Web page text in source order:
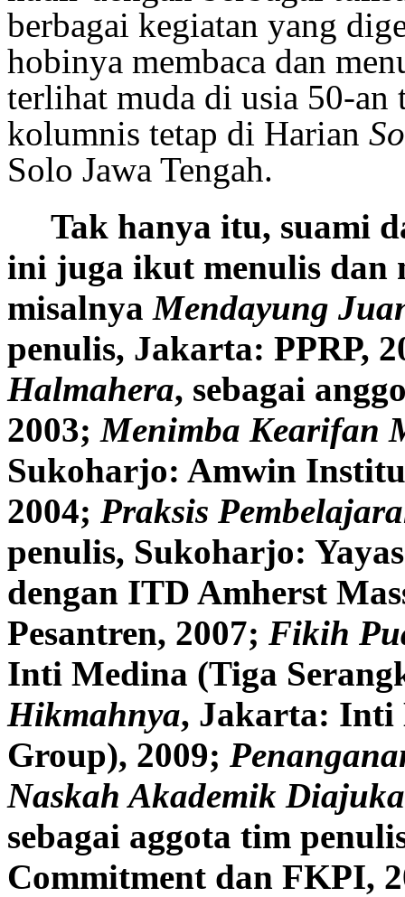
berbagai kegiatan yang
hobinya membaca dan
terlihat muda di usia 50-an
kolumnis tetap di Harian
Solo Jawa Tengah.
Tak hanya itu, suami
ini juga ikut menulis dan
misalnyaMendayung
penulis, Jakarta: PPRP,
Halmahera, sebagai
2003;Menimba Kearifan
Sukoharjo: Amwin
2004; Praksis
penulis, Sukoharjo:
dengan ITD Amherst
Pesantren, 2007; Fikih
Inti Medina (Tiga
Hikmahnya, Jakarta: Inti
Group), 2009;
Naskah Akademik
sebagai aggota tim
Commitment dan FKPI,